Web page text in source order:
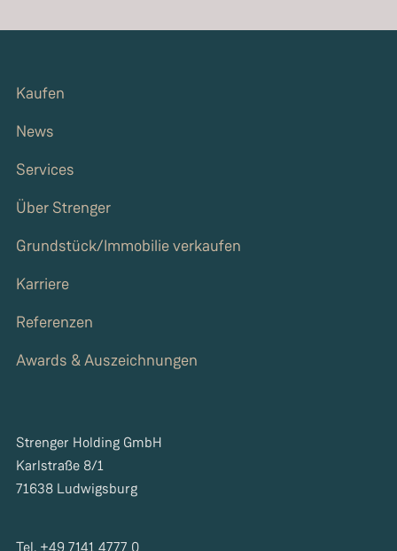
Kaufen
News
Services
Über Strenger
Grundstück/Immobilie verkaufen
Karriere
Referenzen
Awards & Auszeichnungen
Strenger Holding GmbH
Karlstraße 8/1
71638 Ludwigsburg
Tel. +49 7141 4777 0